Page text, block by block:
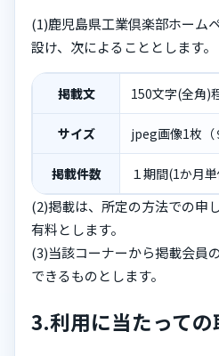
(1)鹿児島県工業倶楽部ホーム
設け、次によることとします。
掲載文 150文字(全角)
サイズ jpeg画像1枚（
掲載件数 １期間(1か月
(2)掲載は、所定の方法での申
有料とします。
(3)当該コーナーから掲載会員
できるものとします。
3.利用に当たっての